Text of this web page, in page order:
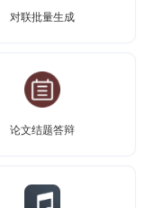
对联批量生成
论文结题答辩